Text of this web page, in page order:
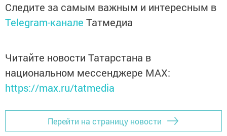
Следите за самым важным и интересным в
Telegram-канале Татмедиа
Читайте новости Татарстана в
национальном мессенджере MАХ:
https://max.ru/tatmedia
Перейти на страницу новости